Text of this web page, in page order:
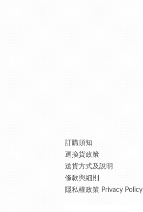
訂購須知
退換貨政策
送貨方式及說明
條款與細則
隱私權政策 Privacy Policy